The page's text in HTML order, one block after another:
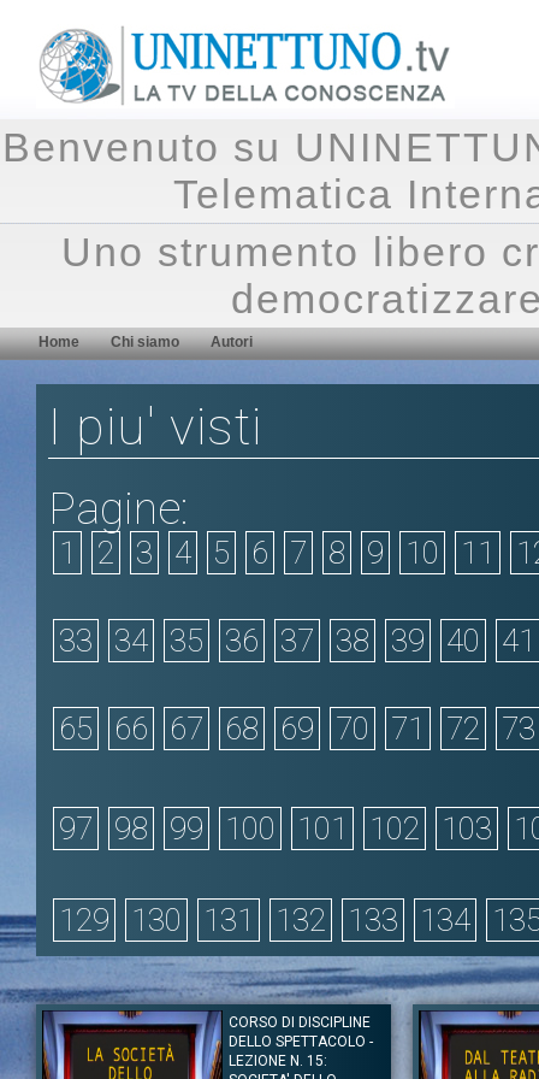
Benvenuto su
Telematica
Uno strumento libero
Home Chi siamo Autori
I piu' visti
Pagine:
1 2 3 4 5 6 7 8 9 10 11
33 34 35 36 37 38 39 40 41
65 66 67 68 69 70 71 72 73
97 98 99 100 101 102 103
129 130 131 132 133 134
CORSO DI DISCIPLINE
DELLO SPETTACOLO -
LEZIONE N. 15: